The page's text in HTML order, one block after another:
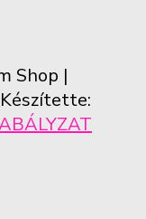
Shop |